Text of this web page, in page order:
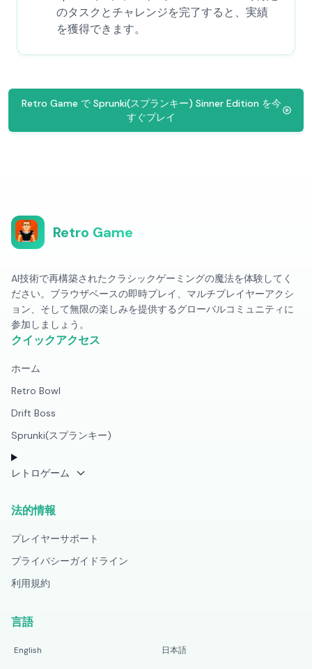
のタスクとチャレンジを完了すると、実績
を獲得できます。
Retro Game で Sprunki(スプランキー) Sinner Edition を今
すぐプレイ
Retro Game
AI技術で再構築されたクラシックゲーミングの魔法を体験してく
ださい。ブラウザベースの即時プレイ、マルチプレイヤーアクシ
ョン、そして無限の楽しみを提供するグローバルコミュニティに
参加しましょう。
クイックアクセス
ホーム
Retro Bowl
Drift Boss
Sprunki(スプランキー)
レトロゲーム
法的情報
プレイヤーサポート
プライバシーガイドライン
利用規約
言語
English
日本語